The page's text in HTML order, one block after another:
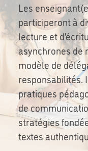
Les
participeront à
lecture et
asynchrones de
modèle de
responsabilités.
pratiques
de
stratégies
textes